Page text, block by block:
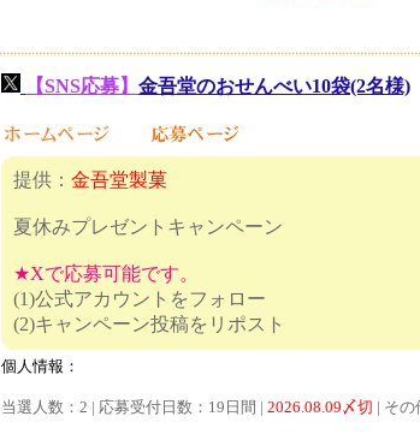
【SNS応募】 金吾堂のおせんべい10袋(2名様)
提供： 金吾堂製菓
夏休みプレゼントキャンペーン
★Xで応募可能です。
(1)公式アカウントをフォロー
(2)キャンペーン投稿をリ
個人情報：
当選人数：2 | 応募受付日数：19日間 | 2026.08.09〆切 | その